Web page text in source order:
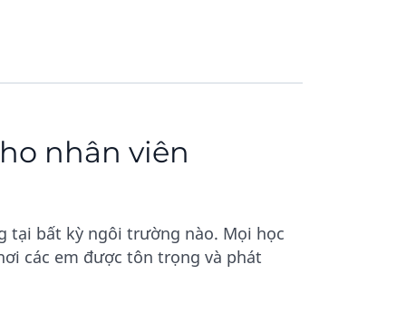
nhân viên
tại bất kỳ ngôi trường nào. Mọi học
các em được tôn trọng và phát